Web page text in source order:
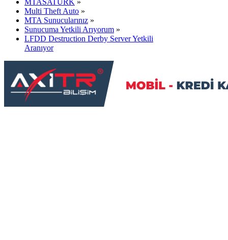
Multi Theft Auto »
MTA Sunucularınız »
Sunucuma Yetkili Arıyorum »
LFDD Destruction Derby Server Yetkili
Aranıyor